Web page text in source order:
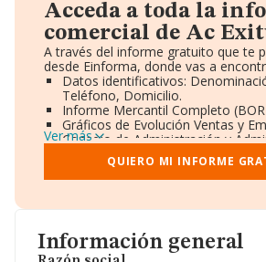
Información general
Acceda a toda la
comercial de Ac
A través del informe gratuito que te
desde Einforma, donde vas a
Datos identificativos:
Teléfono, Domicilio.
Informe Mercantil Completo
Gráficos de Evolución Ventas y
Consejo de Administración y
Directivos y Ejecutivos.
Accionistas.
Participaciones y Vinculaciones
Información oficial y registral
Ver más
QUIERO MI INFORME